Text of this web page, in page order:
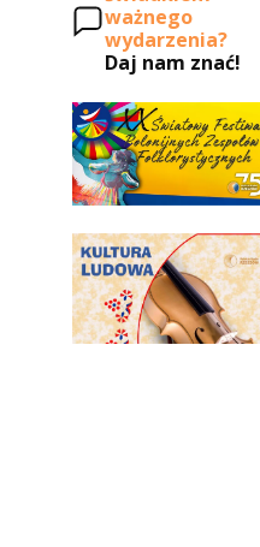
ważnego
wydarzenia?
Daj nam znać!